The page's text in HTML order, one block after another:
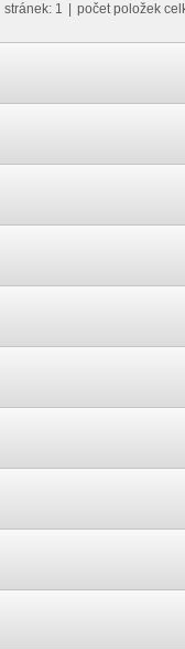
stránek: 1 počet položek